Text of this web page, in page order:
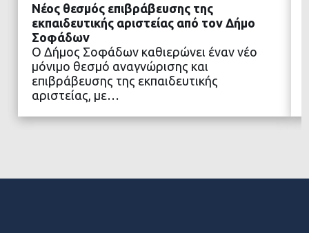
ΔΙΑΒΑΣΤΕ ΠΕΡΙΣΣΟΤΕΡΑ
Νέος θεσμός επιβράβευσης της
εκπαιδευτικής αριστείας από τον Δήμο
Σοφάδων
Ο Δήμος Σοφάδων καθιερώνει έναν νέο
μόνιμο θεσμό αναγνώρισης και
επιβράβευσης της εκπαιδευτικής
αριστείας, με…